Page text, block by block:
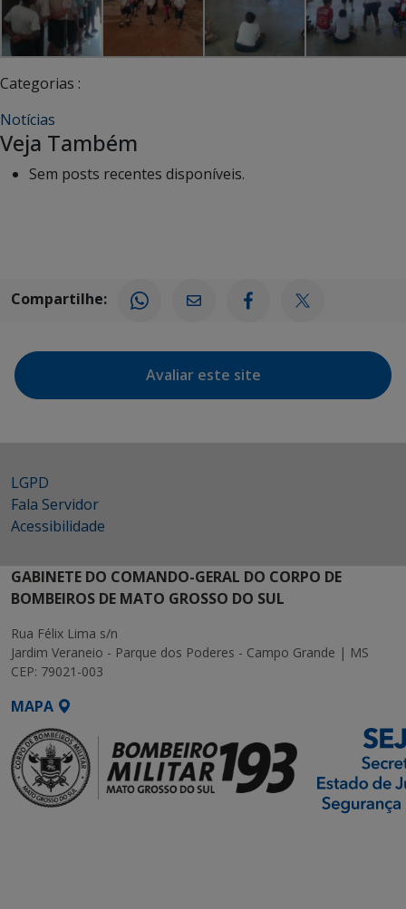
Categorias :
Notícias
Veja Também
Sem posts recentes disponíveis.
Compartilhe:
Avaliar este site
LGPD
Fala Servidor
Acessibilidade
GABINETE DO COMANDO-GERAL DO CORPO DE
BOMBEIROS DE MATO GROSSO DO SUL
Rua Félix Lima s/n
Jardim Veraneio - Parque dos Poderes - Campo Grande | MS
CEP: 79021-003
MAPA